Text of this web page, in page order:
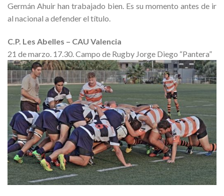
Germán Ahuir han trabajado bien. Es su momento antes de ir
al nacional a defender el título.
C.P. Les Abelles – CAU Valencia
21 de marzo. 17.30. Campo de Rugby Jorge Diego “Pantera”